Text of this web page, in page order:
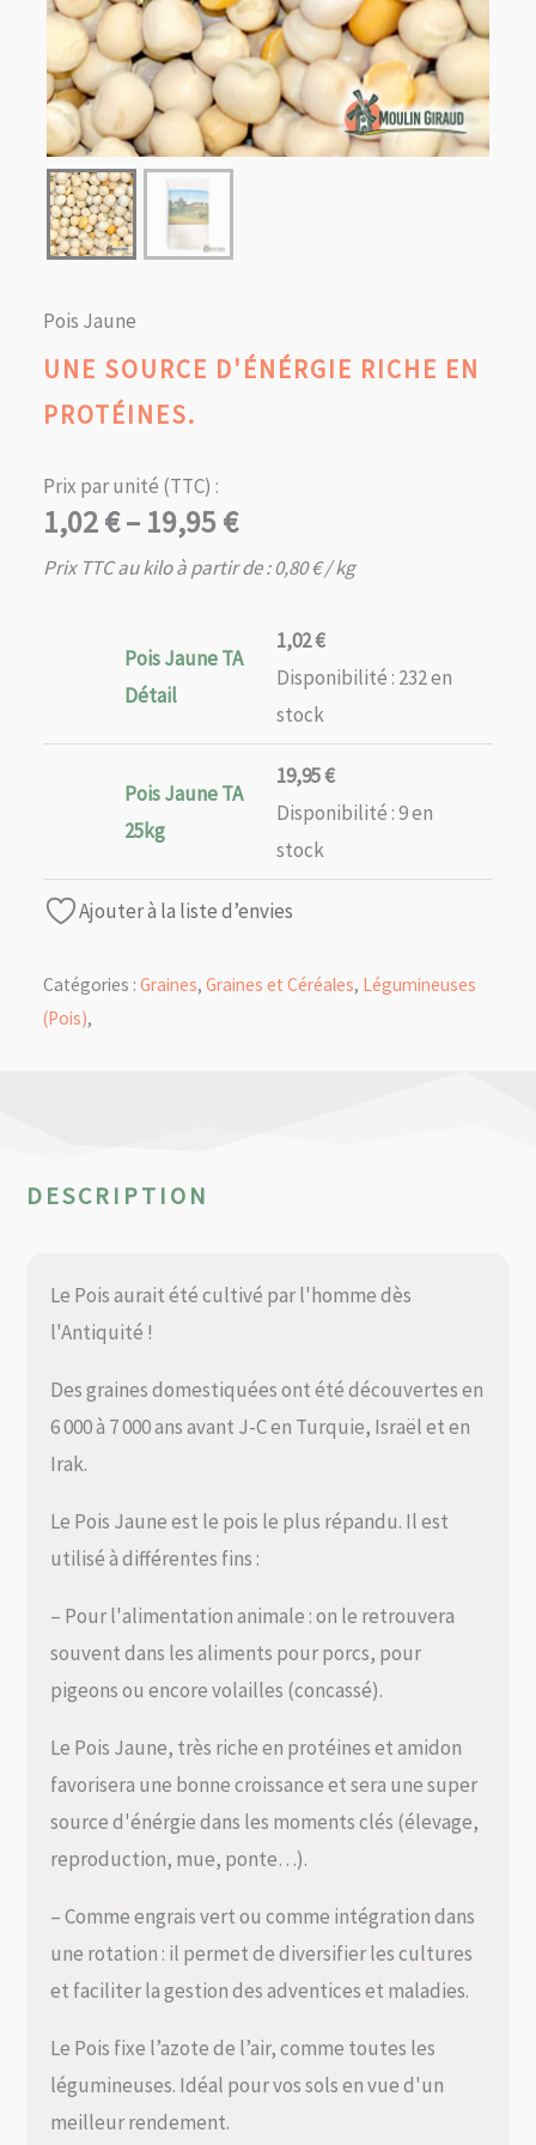
Pois Jaune
UNE SOURCE D'ÉNÉRGIE RICHE EN
PROTÉINES.
Prix par unité (TTC) :
1,02€– 19,95€
Plage
de
19,95 €
Prix TTC au kilo à partir de :0,80€/ kg
Pois Jaune TA
Détail
1,02€
Disponibilité : 232 en
stock
Pois Jaune TA
25kg
19,95€
Disponibilité :9 en
stock
Ajouter à la liste d’envies
Catégories : Graines, Graines et Céréales, Légumineuses
(Pois),
DESCRIPTION
Le Pois aurait été cultivé par l'homme dès
l'Antiquité !
Des graines domestiquées ont été découvertes en
6 000 à 7 000 ans avant J-C en Turquie, Israël et en
Irak.
Le Pois Jaune est le pois le plus répandu. Il est
utilisé à différentes fins :
– Pour l'alimentation animale : on le retrouvera
souvent dans les aliments pour porcs, pour
pigeons ou encore volailles (concassé).
Le Pois Jaune, très riche en protéines et amidon
favorisera une bonne croissance et sera une super
source d'énérgie dans les moments clés (élevage,
reproduction, mue, ponte…).
– Comme engrais vert ou comme intégration dans
une rotation : il permet de diversifier les cultures
et faciliter la gestion des adventices et maladies.
Le Pois fixe l’azote de l’air, comme toutes les
légumineuses. Idéal pour vos sols en vue d'un
meilleur rendement.